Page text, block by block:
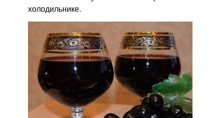
холодильнике.